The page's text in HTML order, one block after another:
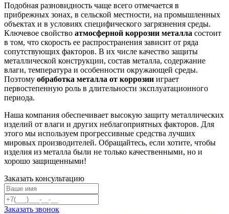
Подобная разновидность чаще всего отмечается в
прибрежных зонах, в сельской местности, на промышленных
объектах и в условиях специфического загрязнения среды.
Ключевое свойство атмосферной коррозии металла состоит
в том, что скорость ее распространения зависит от ряда
сопутствующих факторов. В их числе качество защиты
металлической конструкции, состав металла, содержание
влаги, температура и особенности окружающей среды.
Поэтому обработка металла от коррозии играет
первостепенную роль в длительности эксплуатационного
периода.
Наша компания обеспечивает высокую защиту металлических
изделий от влаги и других неблагоприятных факторов. Для
этого мы используем прогрессивные средства лучших
мировых производителей. Обращайтесь, если хотите, чтобы
изделия из металла были не только качественными, но и
хорошо защищенными!
Заказать консультацию
Заказать звонок